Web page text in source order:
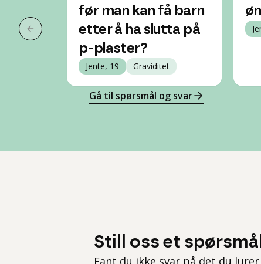
Forrige slide
før man kan få barn
etter å ha slutta på
p-plaster?
Jente, 19 Graviditet
Gå til spørsmål og svar
Still oss et spørsmål
Fant du ikke svar på det du